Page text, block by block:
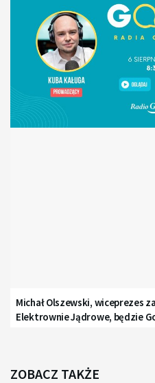
Michał Olszewski, wiceprezes
Elektrownie Jądrowe, będzie
ZOBACZ TAKŻE